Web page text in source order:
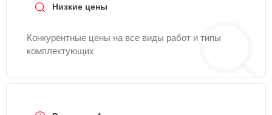
Низкие цены
Конкурентные цены на все виды работ и типы
комплектующих